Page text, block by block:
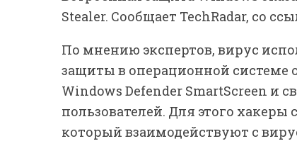
Stealer. Сообщает TechRadar, со
По мнению экспертов, вирус
защиты в операционной системе
Windows Defender SmartScreen и
пользователей. Для этого
который взаимодействуют с